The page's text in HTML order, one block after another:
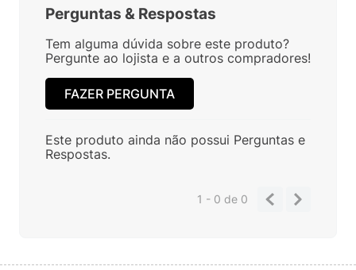
Perguntas & Respostas
Tem alguma dúvida sobre este produto?
Pergunte ao lojista e a outros compradores!
FAZER PERGUNTA
Este produto ainda não possui Perguntas e
Respostas.
1 - 0de 0